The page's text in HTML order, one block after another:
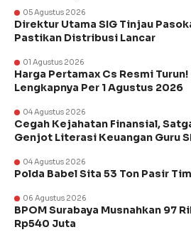
05 Agustus 2026
Direktur Utama SIG Tinjau
Pastikan Distribusi Lancar
01 Agustus 2026
Harga Pertamax Cs Resmi
Lengkapnya Per 1 Agustus 2026
04 Agustus 2026
Cegah Kejahatan Finansial,
Genjot Literasi Keuangan Guru
04 Agustus 2026
Polda Babel Sita 53 Ton Pasir
06 Agustus 2026
BPOM Surabaya Musnahkan 97
Rp540 Juta